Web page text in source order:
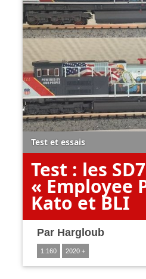
Test et essais
Test : les
« Employee
Kato et BLI
Par Hargloub
1:160 2020 +